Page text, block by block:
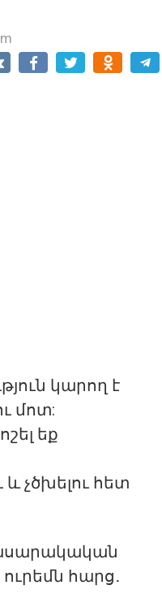
կարող է
մոտ:
եք
չծխելու հետ
հարց․